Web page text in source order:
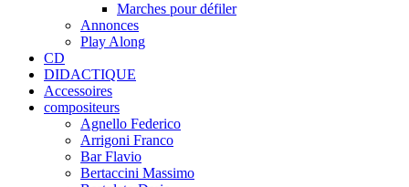
Marches pour défiler
Annonces
Play Along
CD
DIDACTIQUE
Accessoires
compositeurs
Agnello Federico
Arrigoni Franco
Bar Flavio
Bertaccini Massimo